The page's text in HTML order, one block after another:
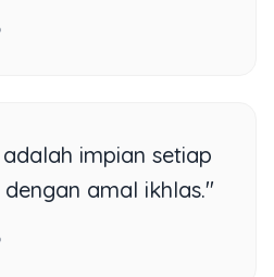
impian setiap
amal ikhlas."